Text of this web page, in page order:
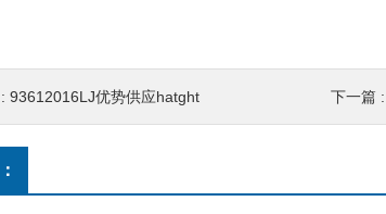
93612016LJ优势供应hatght 下一篇 :